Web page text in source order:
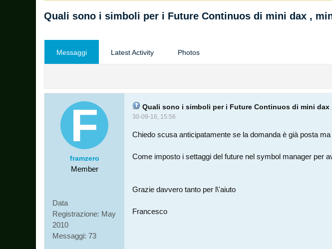
Quali sono i simboli per i Future Continuos di mini dax ,
Messaggi Latest Activity Photos
framzero
Member
Data
Registrazione: May
2010
Messaggi: 73
Quali sono i simboli per i Future Continuos di mini dax
30-09-16, 15:56
Chiedo scusa anticipatamente se la domanda è già posta
Come imposto i settaggi del future nel symbol manager per
Grazie davvero tanto per l\'aiuto
Francesco